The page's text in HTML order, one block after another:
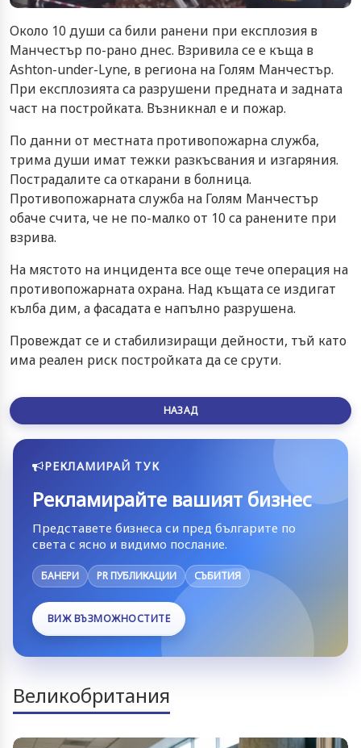
Около 10 души са били ранени при експлозия в
Манчестър по-рано днес. Взривила се е къща в
Ashton-under-Lyne, в региона на Голям Манчестър.
При експлозията са разрушени предната и задната
част на постройката. Възникнал е и пожар.
По данни от местната противопожарна служба,
трима души имат тежки разкъсвания и изгаряния.
Пострадалите са откарани в болница.
Противопожарната служба на Голям Манчестър
обаче счита, че не по-малко от 10 са ранените при
взрива.
На мястото на инцидента все още тече операция на
противопожарната охрана. Над къщата се издигат
кълба дим, а фасадата е напълно разрушена.
Провеждат се и стабилизиращи дейности, тъй като
има реален риск постройката да се срути.
НАЗАД
РЕКЛАМИРАЙ ТУК
Рекламирайте вашият бизнес
Представете бизнеса си пред българите по
света с ясно и видимо послание.
БАНЕРИ PR ПУБЛИКАЦИИ СЪБИТИЯ
ВИЖ ВЪЗМОЖНОСТИТЕ
Великобритания